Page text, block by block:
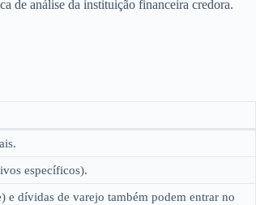
de análise da instituição financeira credora.
específicos).
e dívidas de varejo também podem entrar no